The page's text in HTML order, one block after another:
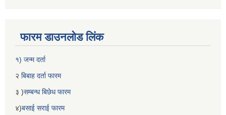
फारम डाउनलोड लिंक
१) जन्म दर्ता
२ बिबाह दर्ता फारम
३ )सम्बन्ध बिछेध फारम
४)बसाई सराई फारम